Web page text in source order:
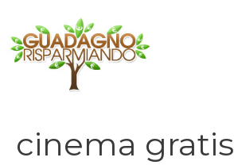
contenuto
cinema gratis